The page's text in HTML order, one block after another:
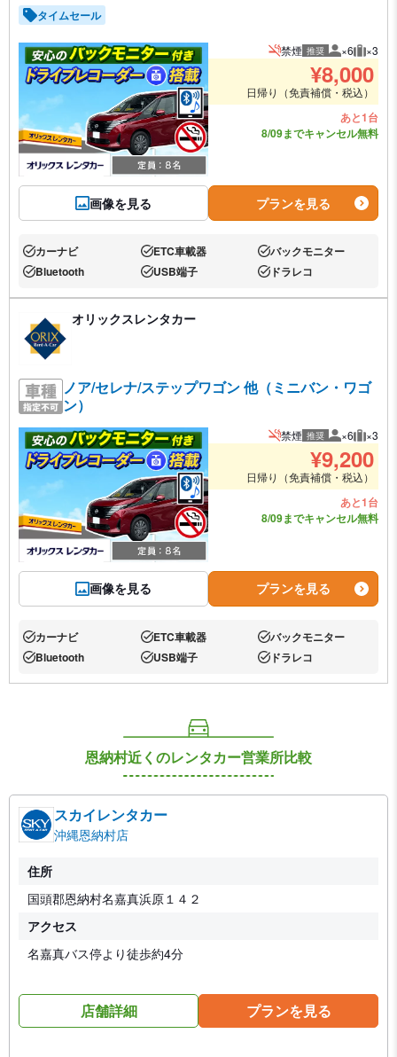
タイムセール
画像を見る
禁煙 推奨 推奨人数
×6 推奨
×3
¥8,000
日帰り（免責補償・税込）
あと1台
8/09までキャンセル無料
プランを見る
あり:カーナビ あり:ETC車載器 あり:バックモニター
あり:Bluetooth あり:USB端子 あり:ドラレコ
オリックスレンタカー
ノア/セレナ/ステップワゴン 他（ミニバン・ワゴ
ン）
画像を見る
禁煙 推奨 推奨人数
×6 推奨
×3
¥9,200
日帰り（免責補償・税込）
あと1台
8/09までキャンセル無料
プランを見る
あり:カーナビ あり:ETC車載器 あり:バックモニター
あり:Bluetooth あり:USB端子 あり:ドラレコ
恩納村近くのレンタカー営業所比較
スカイレンタカー
沖縄恩納村店
住所
国頭郡恩納村名嘉真浜原１４２
アクセス
名嘉真バス停より徒歩約4分
店舗詳細 プランを見る